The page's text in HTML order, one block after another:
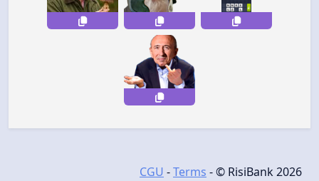
CGU -Terms - © RisiBank 2026